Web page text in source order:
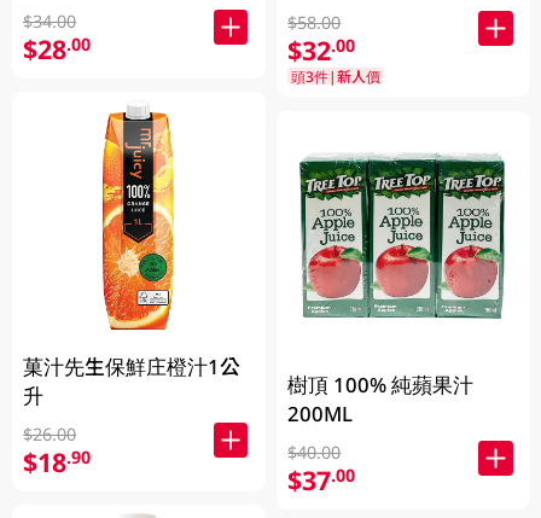
$34.00
$28.00
菓汁先生保鮮庄橙汁1公
升
$26.00
$18.90
$58.00
$32.00
頭3件|新人價
樹頂 100% 純蘋果汁
200ML
$40.00
$37.00